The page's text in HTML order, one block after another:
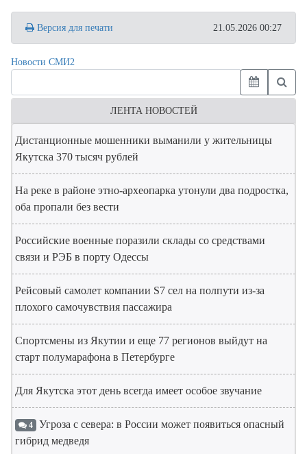
Версия для печати 21.05.2026 00:27
Новости СМИ2
ЛЕНТА НОВОСТЕЙ
Дистанционные мошенники выманили у жительницы
Якутска 370 тысяч рублей
На реке в районе этно-археопарка утонули два подростка,
оба пропали без вести
Российские военные поразили склады со средствами
связи и РЭБ в порту Одессы
Рейсовый самолет компании S7 сел на полпути из-за
плохого самочувствия пассажира
Спортсмены из Якутии и еще 77 регионов выйдут на
старт полумарафона в Петербурге
Для Якутска этот день всегда имеет особое звучание
4 Угроза с севера: в России может появиться опасный
гибрид медведя